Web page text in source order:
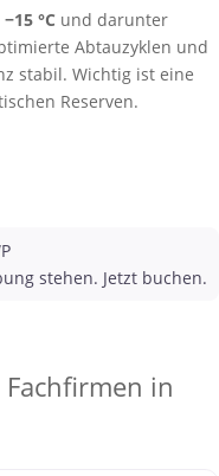
−15 °C und darunter
Abtauzyklen und
stabil. Wichtig ist eine
Reserven.
stehen. Jetzt buchen.
in